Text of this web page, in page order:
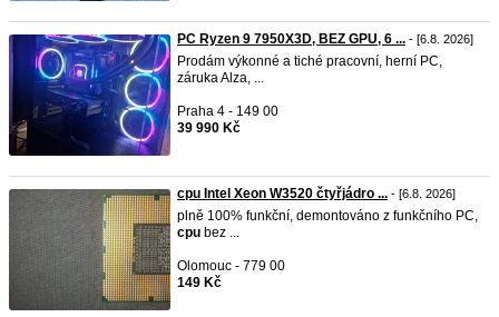
PC Ryzen 9 7950X3D, BEZ GPU, 6 ... - [6.8. 2026]
Prodám výkonné a tiché pracovní, herní PC,
záruka Alza, ...
Praha 4 - 149 00
39 990 Kč
cpu Intel Xeon W3520 čtyřjádro ... - [6.8. 2026]
plně 100% funkční, demontováno z funkčního PC,
cpu bez ...
Olomouc - 779 00
149 Kč